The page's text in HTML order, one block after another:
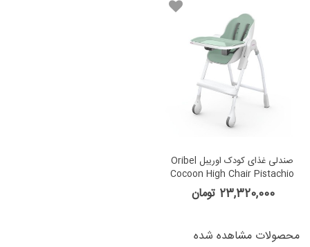
صندلی غذای کودک اوریبل Oribel
Cocoon High Chair Pistachio
Macaron
23,320,000 تومان
محصولات مشاهده شده